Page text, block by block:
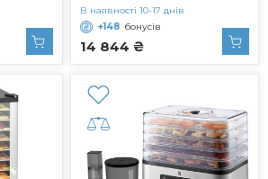
дегідратора від 30-90C,
функція таймера 24 години
дегідратації, без BPA,
дегідратор для фруктів,
14 844 ₴
В наявності 10-17 днів
+148 бонусів